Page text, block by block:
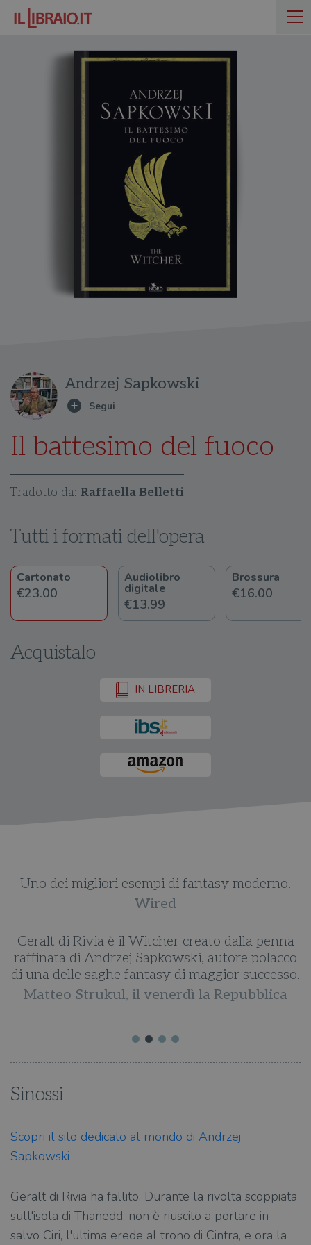
Andrzej Sapkowski
Il battesimo del fuoco
Tradotto da: Raffaella Belletti
Tutti i formati dell'opera
Cartonato
€23.00
Audiolibro
digitale
€13.99
Brossura
€16.00
Acquistalo
IN LIBRERIA
Uno dei migliori esempi di fantasy moderno.
Wired
Geralt di Rivia è il Witcher creato dalla penna
raffinata di Andrzej Sapkowski, autore polacco
di una delle saghe fantasy di maggior successo.
Matteo Strukul, il venerdì la Repubblica
Sinossi
Scopri il sito dedicato al mondo di Andrzej
Sapkowski
Geralt di Rivia ha fallito. Durante la rivolta scoppiata
sull'isola di Thanedd, non è riuscito a portare in
salvo Ciri, l'ultima erede al trono di Cintra, e ora la